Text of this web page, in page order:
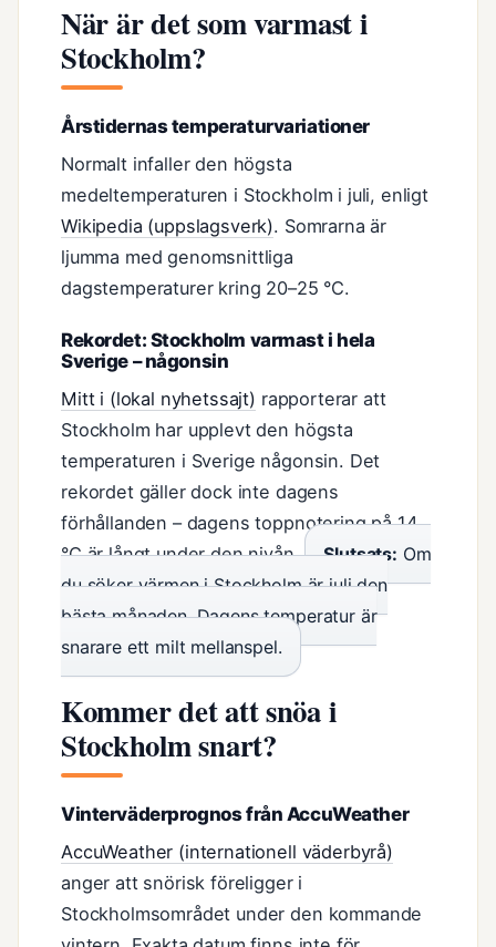
När är det som varmast i
Stockholm?
Årstidernas temperaturvariationer
Normalt infaller den högsta
medeltemperaturen i Stockholm i juli, enligt
Wikipedia (uppslagsverk). Somrarna är
ljumma med genomsnittliga
dagstemperaturer kring 20–25 °C.
Rekordet: Stockholm varmast i hela
Sverige – någonsin
Mitt i (lokal nyhetssajt) rapporterar att
Stockholm har upplevt den högsta
temperaturen i Sverige någonsin. Det
rekordet gäller dock inte dagens
förhållanden – dagens toppnotering på 14
°C är långt under den nivån.
Slutsats: Om
du söker värmen i Stockholm är juli den
bästa månaden. Dagens temperatur är
snarare ett milt mellanspel.
Kommer det att snöa i
Stockholm snart?
Vinterväderprognos från AccuWeather
AccuWeather (internationell väderbyrå)
anger att snörisk föreligger i
Stockholmsområdet under den kommande